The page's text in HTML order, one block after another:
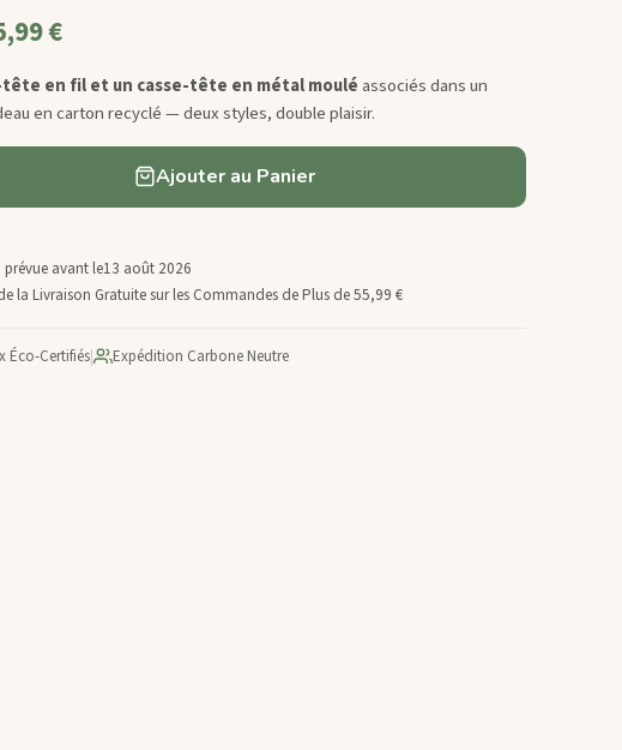
€
tête en fil et un casse-tête en métal moulé associés dans un
en carton recyclé — deux styles, double plaisir.
Ajouter au Panier
avant le13 août 2026
la Livraison Gratuite sur les Commandes de Plus de 55,99 €
Éco-Certifiés| Expédition Carbone Neutre